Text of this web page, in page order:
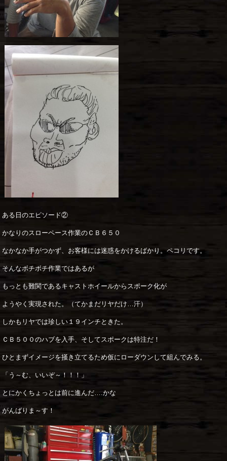
ある日のエピソード②
かなりのスローペース作業のＣＢ６５０
なかなか手がつかず、お客様には迷惑をかけるばかり。ペコリです。
そんなボチボチ作業ではあるが
もっとも難関であるキャストホイールからスポーク化が
ようやく実現された。（てかまだリヤだけ…汗）
しかもリヤでは珍しい１９インチときた。
ＣＢ５００のハブを入手、そしてスポークは特注だ！
ひとまずイメージを掻き立てるため仮にローダウンして組んでみる。
「う～む、いいぞ～！！！」
とにかくちょっとは前に進んだ….かな
がんばりま～す！